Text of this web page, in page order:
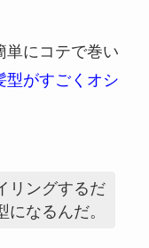
単にコテで巻い
型がすごくオシ
リングするだ
なるんだ。